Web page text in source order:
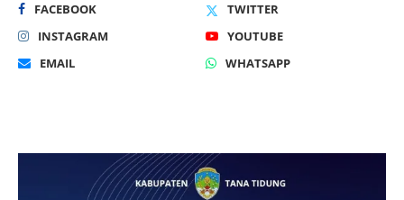
FACEBOOK
TWITTER
INSTAGRAM
YOUTUBE
EMAIL
WHATSAPP